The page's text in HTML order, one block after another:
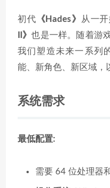
初代 《Hades》 从一
II》也是一样。随着游
我们塑造未来一系列
能、新角色、新区域，
系统需求
最低配置:
需要 64 位处理器